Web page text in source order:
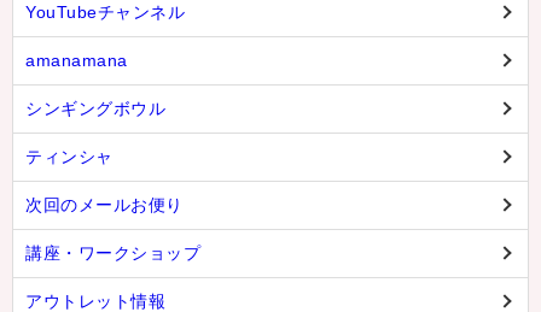
YouTubeチャンネル
amanamana
シンギングボウル
ティンシャ
次回のメールお便り
講座・ワークショップ
アウトレット情報